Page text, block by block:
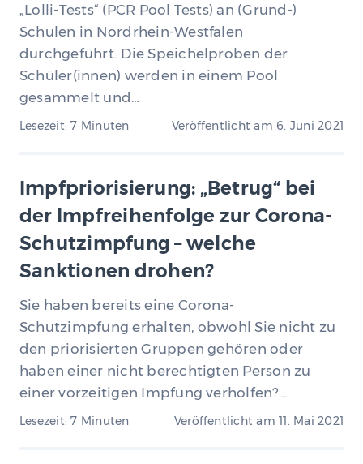
„Lolli-Tests“ (PCR Pool Tests) an (Grund-)
Schulen in Nordrhein-Westfalen
durchgeführt. Die Speichelproben der
Schüler(innen) werden in einem Pool
gesammelt und…
Lesezeit: 7 Minuten Veröffentlicht am 6. Juni 2021
Impfpriorisierung: „Betrug“ bei
der Impfreihenfolge zur Corona-
Schutzimpfung – welche
Sanktionen drohen?
Sie haben bereits eine Corona-
Schutzimpfung erhalten, obwohl Sie nicht zu
den priorisierten Gruppen gehören oder
haben einer nicht berechtigten Person zu
einer vorzeitigen Impfung verholfen?…
Lesezeit: 7 Minuten Veröffentlicht am11. Mai 2021